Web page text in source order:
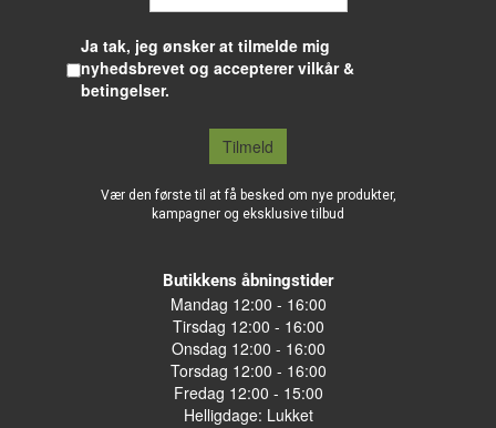
Ja tak, jeg ønsker at tilmelde mig
nyhedsbrevet og accepterer vilkår &
betingelser.
Tilmeld
Vær den første til at få besked om nye produkter,
kampagner og eksklusive tilbud
Butikkens åbningstider
Mandag 12:00 - 16:00
Tirsdag 12:00 - 16:00
Onsdag 12:00 - 16:00
Torsdag 12:00 - 16:00
Fredag 12:00 - 15:00
Helligdage: Lukket